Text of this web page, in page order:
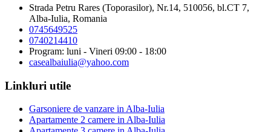
Strada Petru Rares (Toporasilor), Nr.14, 510056, bl.CT 7,
Alba-Iulia, Romania
0745649525
0740214410
Program: luni - Vineri 09:00 - 18:00
casealbaiulia@yahoo.com
Linkluri utile
Garsoniere de vanzare in Alba-Iulia
Apartamente 2 camere in Alba-Iulia